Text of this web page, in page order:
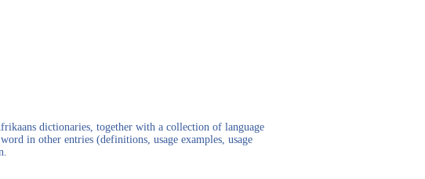
dictionaries, together with a collection of language
in other entries (definitions, usage examples, usage